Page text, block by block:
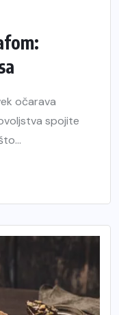
očarava
spojite